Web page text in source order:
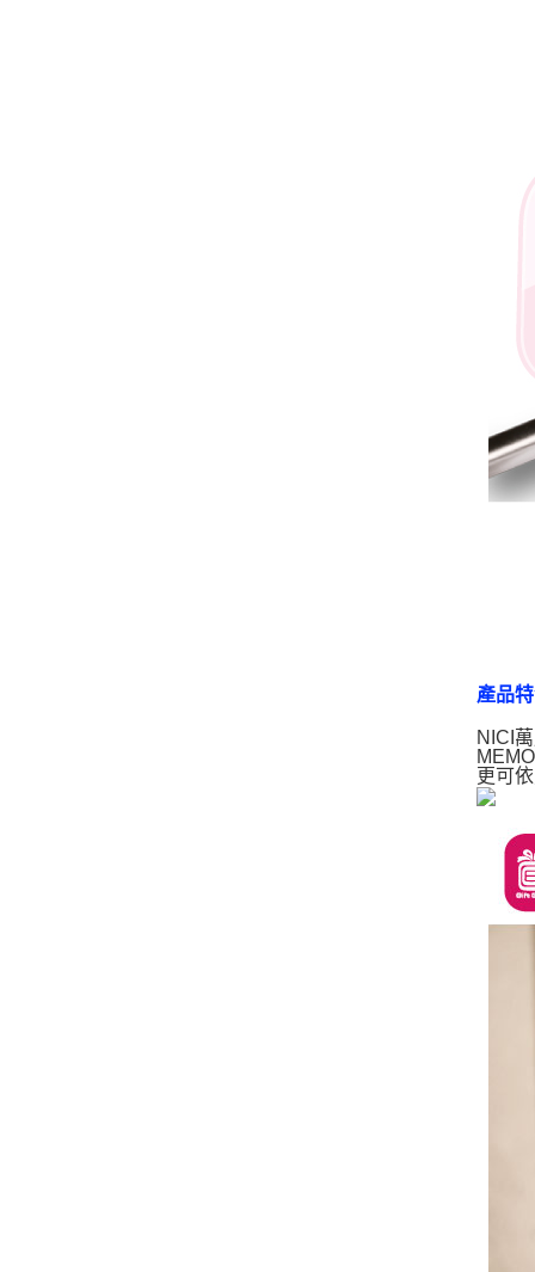
產品
NICI
更可